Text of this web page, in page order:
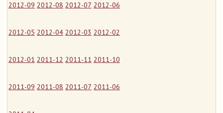
2012-09 2012-08 2012-07 2012-06
2012-05 2012-04 2012-03 2012-02
2012-01 2011-12 2011-11 2011-10
2011-09 2011-08 2011-07 2011-06